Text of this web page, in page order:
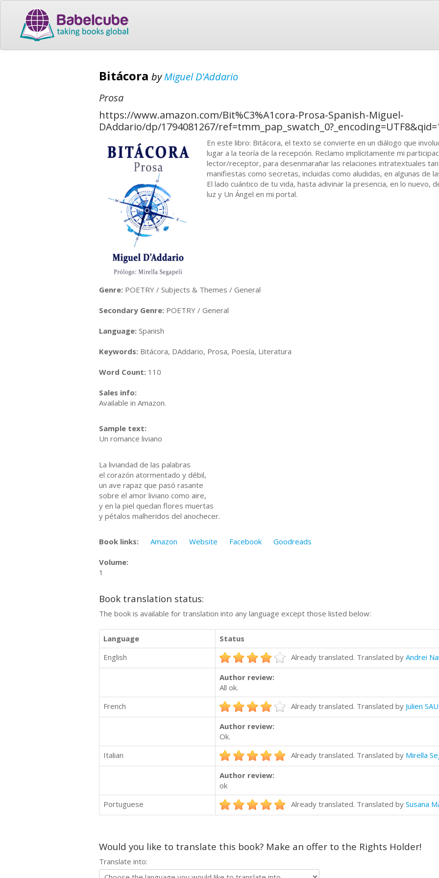
Bitácora byMiguel D'Addario
Prosa
https://www.amazon.com/Bit%C3%A1cora-Prosa-Spanish-Miguel-
DAddario/dp/1794081267/
En este libro: Bitácora, el texto se convierte en un diálogo que
lugar a la teoría de la recepción. Reclamo implícitamente mi
lector/receptor, para desenmarañar las relaciones intratextuales
manifiestas como secretas, incluidas como aludidas, en algunas de
El lado cuántico de tu vida, hasta adivinar la presencia, en lo nuevo,
luz y Un Ángel en mi portal.
Genre: POETRY / Subjects & Themes / General
Secondary Genre: POETRY / General
Language: Spanish
Keywords: Bitácora, DAddario, Prosa, Poesía, Literatura
Word Count: 110
Sales info:
Available in Amazon.
Sample text:
Un romance liviano
La liviandad de las palabras
el corazón atormentado y débil,
un ave rapaz que pasó rasante
sobre el amor liviano como aire,
y en la piel quedan flores muertas
y pétalos malheridos del anochecer.
Book links: Amazon Website Facebook Goodreads
Volume:
1
Book translation status:
The book is available for translation into any language except those listed below:
Language
Status
English
Already translated. Translated by Andrei
Author review:
All ok.
French
Already translated. Translated by Julien
Author review:
Ok.
Italian
Already translated. Translated by Mirella
Author review:
ok
Portuguese
Already translated. Translated by Susana
Would you like to translate this book? Make an offer to the Rights Holder!
Translate into: